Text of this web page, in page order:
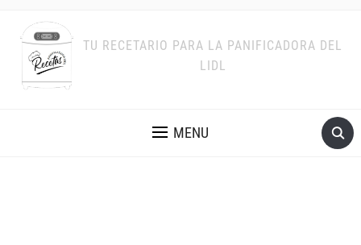
TU RECETARIO PARA LA PANIFICADORA DEL
LIDL
MENU